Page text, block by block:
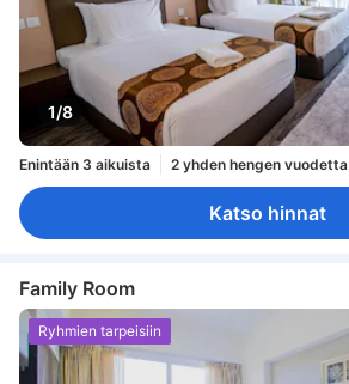
1/8
Enintään 3 aikuista 2 yhden hengen vuodetta
Katso hinnat
Family Room
Ryhmien tarpeisiin